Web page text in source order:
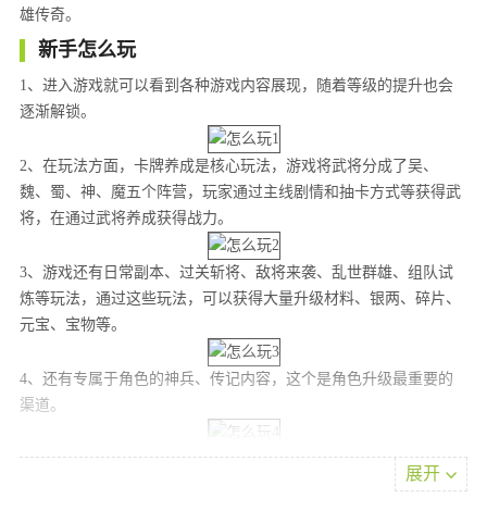
雄传奇。
新手怎么玩
1、进入游戏就可以看到各种游戏内容展现，随着等级的提升也会
逐渐解锁。
2、在玩法方面，卡牌养成是核心玩法，游戏将武将分成了吴、
魏、蜀、神、魔五个阵营，玩家通过主线剧情和抽卡方式等获得武
将，在通过武将养成获得战力。
3、游戏还有日常副本、过关斩将、敌将来袭、乱世群雄、组队试
炼等玩法，通过这些玩法，可以获得大量升级材料、银两、碎片、
元宝、宝物等。
4、还有专属于角色的神兵、传记内容，这个是角色升级最重要的
渠道。
5、而游戏通过主线剧情模式，开始闯关，击败关卡敌将，即闯关
展开